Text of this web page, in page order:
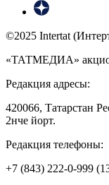
©2025 Intertat
«ТАТМЕДИА»
Редакция адресы:
420066, Татарстан
2нче йорт.
Редакция телефоны:
+7 (843) 222-0-999